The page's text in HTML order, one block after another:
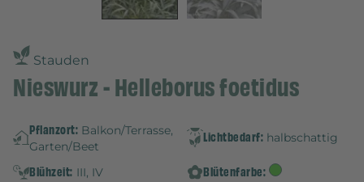
Stauden
Nieswurz - Helleborus foetidus
Pflanzort: Balkon/Terrasse,
Garten/Beet
Lichtbedarf: halbschattig
Blühzeit: III, IV
Blütenfarbe: